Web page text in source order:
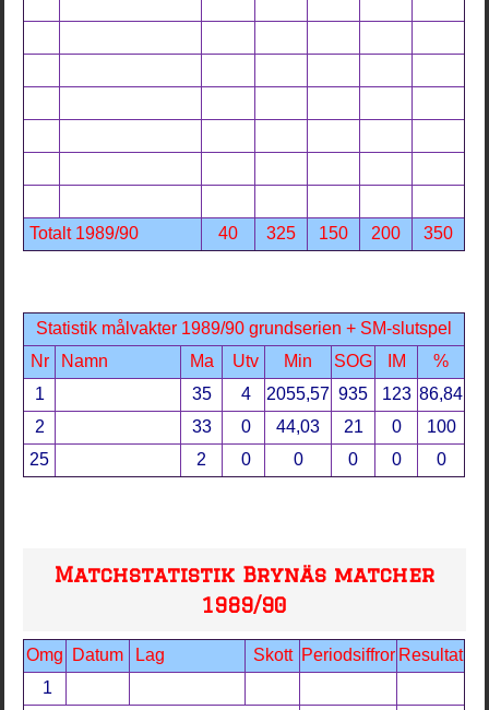
Totalt 1989/90 40 325 150 200 350
Statistik målvakter 1989/90 grundserien + SM-slutspel
Nr
Namn Ma Utv Min SOG IM
%
1
35 4 2055,57 935 123 86,84
2
33 0 44,03 21 0
100
25
2 0 0 0 0 0
Matchstatistik Brynäs matcher
1989/90
Omg Datum Lag Skott Periodsiffror Resultat
1